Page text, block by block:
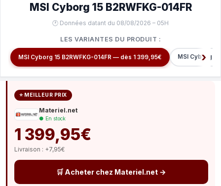
MSI Cyborg 15 B2RWFKG-014FR
🕐 Données datant du 08/08/2026 – 05H
LES VARIANTES DU PRODUIT :
MSI Cyborg 15 B2RWFKG-014FR — dès 1 399,95€ MSI Cyborg
⭐ MEILLEUR PRIX
Materiel.net
● En stock
1 399,95€
Livraison : +7,95€
🛒 Acheter chez Materiel.net →